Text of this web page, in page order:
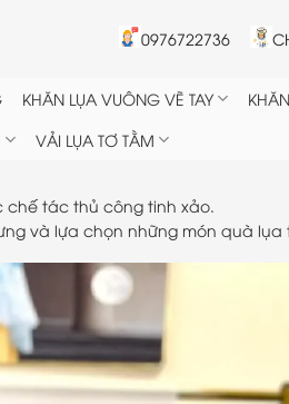
0976722736
KHĂN LỤA VUÔNG VẼ TAY
VẢI LỤA TƠ TẰM
chế tác thủ công tinh xảo.
và lựa chọn những món quà lụa